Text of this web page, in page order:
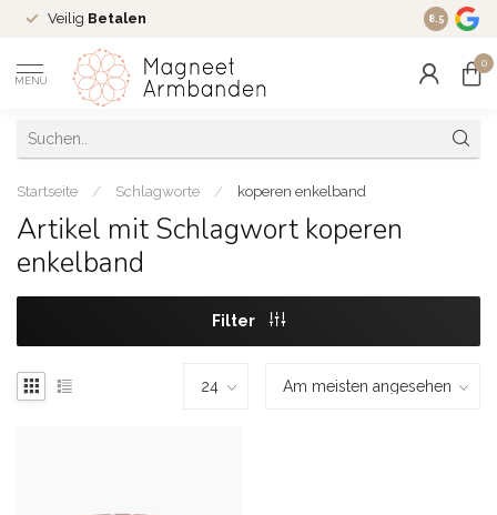
Veilig Betalen Ruim 16
8.5
MENU
0
Startseite / Schlagworte / koperen enkelband
Artikel mit Schlagwort koperen
enkelband
Filter